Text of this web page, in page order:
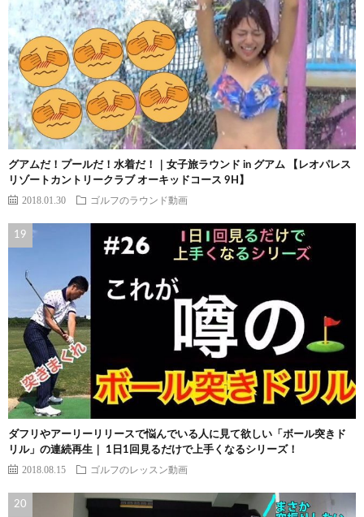
グアムだ！プールだ！水着だ！｜女子旅ラウンド in グアム 【レオパレス
リゾートカントリークラブ オーキッドコース 9H】
2018.01.30 ゴルフのラウンド動画
ダフリやアーリーリリースで悩んでいる人に見て欲しい「ボール突きド
リル」の連続再生｜ 1日1回見るだけで上手くなるシリーズ！
2018.08.15 ゴルフのレッスン動画